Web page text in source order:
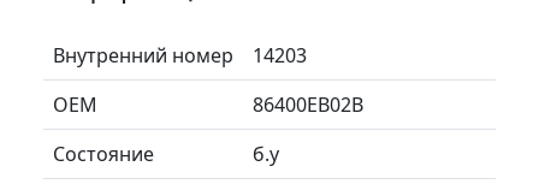
Внутренний номер
14203
ОЕМ
86400EB02B
Состояние
б.у